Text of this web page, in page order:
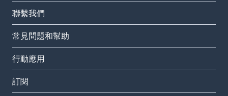
聯繫我們
常見問題和幫助
行動應用
訂閱